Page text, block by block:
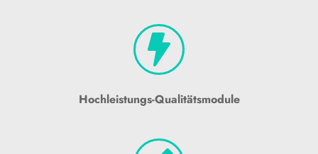
Hochleistungs-Qualitätsmodule